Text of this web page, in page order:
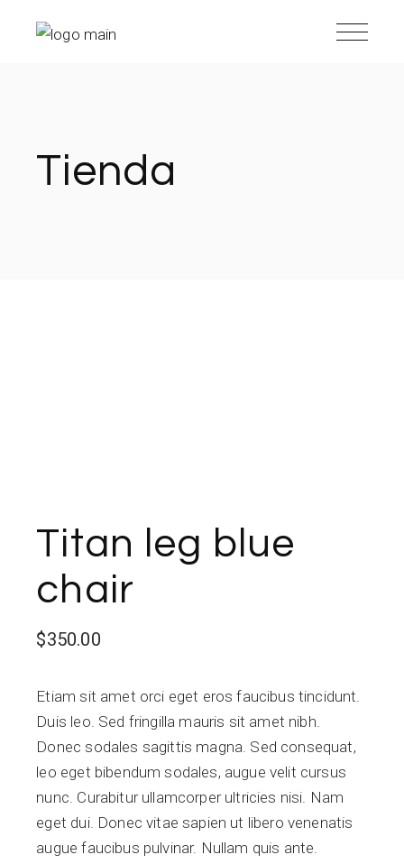
Tienda
Titan leg blue
chair
$350.00
Etiam sit amet orci eget eros faucibus tincidunt.
Duis leo. Sed fringilla mauris sit amet nibh.
Donec sodales sagittis magna. Sed consequat,
leo eget bibendum sodales, augue velit cursus
nunc. Curabitur ullamcorper ultricies nisi. Nam
eget dui. Donec vitae sapien ut libero venenatis
augue faucibus pulvinar. Nullam quis ante.